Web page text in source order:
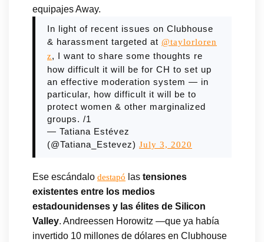
equipajes Away.
In light of recent issues on Clubhouse
& harassment targeted at @taylorloren
z, I want to share some thoughts re
how difficult it will be for CH to set up
an effective moderation system — in
particular, how difficult it will be to
protect women & other marginalized
groups. /1
— Tatiana Estévez
(@Tatiana_Estevez) July 3, 2020
Ese escándalo destapó las tensiones
existentes entre los medios
estadounidenses y las élites de Silicon
Valley. Andreessen Horowitz —que ya había
invertido 10 millones de dólares en Clubhouse